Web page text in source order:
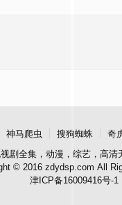
神马爬虫 搜狗蜘蛛 奇
剧全集，动漫，综艺，高清
© 2016 zdydsp.com All
津ICP备16009416号-1